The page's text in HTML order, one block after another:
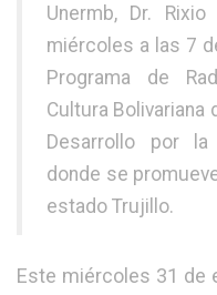
Unermb, Dr.
miércoles a las 7
Programa de
Cultura Bolivariana
Desarrollo por la
donde se
estado Trujillo.
Este miércoles 31 de